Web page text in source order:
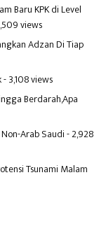
Baru KPK di Level
views
Adzan Di Tiap
- 3,108 views
Berdarah,Apa
Arab Saudi- 2,928
Tsunami Malam